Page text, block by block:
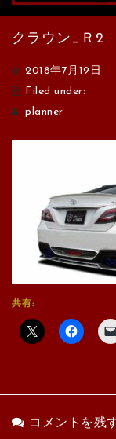
クラウン_Ｒ2
2018年7月19日
Filed under:
planner
共有:
コメントを残